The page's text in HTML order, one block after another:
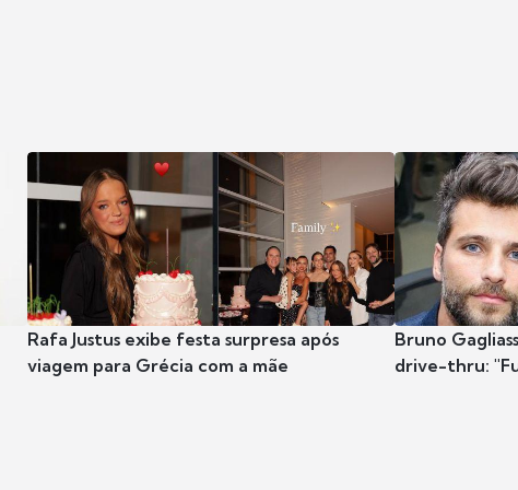
Rafa Justus exibe festa surpresa após
viagem para Grécia com a mãe
Bruno
drive-thru: